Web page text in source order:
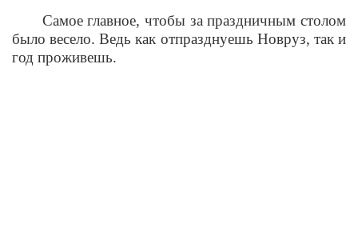
Самое главное, чтобы за праздничным столом
было весело. Ведь как отпразднуешь Новруз, так и
год проживешь.